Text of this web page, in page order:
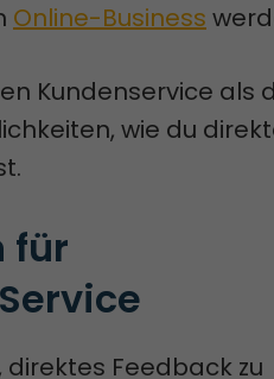
Online-Business
Kundenservice als
wie du
für
Feedback zu